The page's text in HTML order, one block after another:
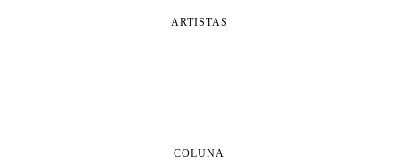
ARTISTAS
COLUNA